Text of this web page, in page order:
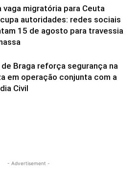
vaga migratória para Ceuta
autoridades: redes sociais
15 de agosto para travessia
de Braga reforça segurança na
em operação conjunta com a
Civil
- Advertisement -